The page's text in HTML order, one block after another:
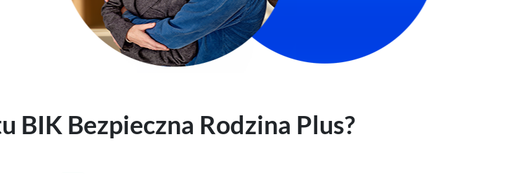
Zaloguj się
BIK Bezpieczna Rodzina Plus?